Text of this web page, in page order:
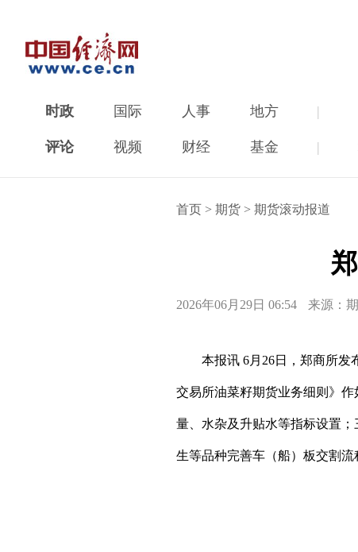
时政 国际 人事 地方 |
评论 视频 财经 基金 |
首页 > 期货 > 期货滚动报道
2026年06月29日 06:54 来源：
本报讯 6月26日，郑商所
交易所油菜籽期货业务细则》
量、水杂及升贴水等指标设置
生等品种完善车（船）板交割